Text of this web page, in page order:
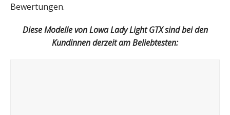
Bewertungen.
Diese Modelle von Lowa Lady Light GTX sind bei den
Kundinnen derzeit am Beliebtesten: